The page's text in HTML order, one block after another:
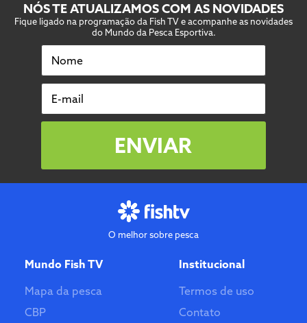
NÓS TE ATUALIZAMOS COM AS NOVIDADES
Fique ligado na programação da Fish TV e acompanhe as novidades
do Mundo da Pesca Esportiva.
Nome
E-mail
ENVIAR
O melhor sobre pesca
Mundo Fish TV
Mapa da pesca
CBP
Institucional
Termos de uso
Contato